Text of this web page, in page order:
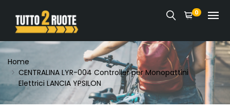
0
Home
CENTRALINA LYR-004 Controller per Monopattini
Elettrici LANCIA YPSILON